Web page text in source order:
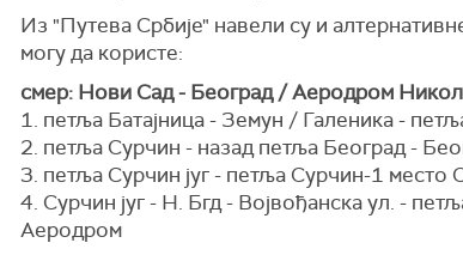
Из "Путева Србије" навели су и
могу да користе:
смер: Нови Сад - Београд / Аеродром
1. петља Батајница - Земун / Галеника -
2. петља Сурчин - назад петља Београд -
3. петља Сурчин југ - петља Сурчин-1
4. Сурчин југ - Н. Бгд - Војвођанска ул. -
Аеродром